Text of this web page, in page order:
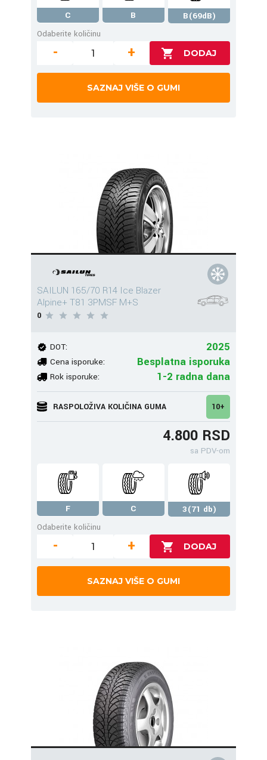
C B
B(69dB)
Odaberite količinu
- +
SAZNAJ VIŠE O GUMI
SAILUN 165/70 R14 Ice Blazer
Alpine+ T81 3PMSF M+S
0
DOT: 2025
Cena isporuke: Besplatna isporuka
Rok isporuke: 1-2 radna dana
RASPOLOŽIVA KOLIČINA GUMA 10+
4.800 RSD
sa PDV-om
F C
3(71 db)
Odaberite količinu
- +
SAZNAJ VIŠE O GUMI